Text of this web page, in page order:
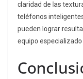
claridad de las
teléfonos
pueden lograr
equipo